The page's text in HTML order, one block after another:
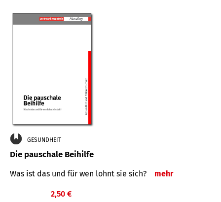
GESUNDHEIT
Die pauschale Beihilfe
Was ist das und für wen lohnt sie sich? mehr
2,50 €